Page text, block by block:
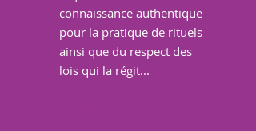
connaissance authentique
pour la pratique de rituels
ainsi que du respect des
lois qui la régit...